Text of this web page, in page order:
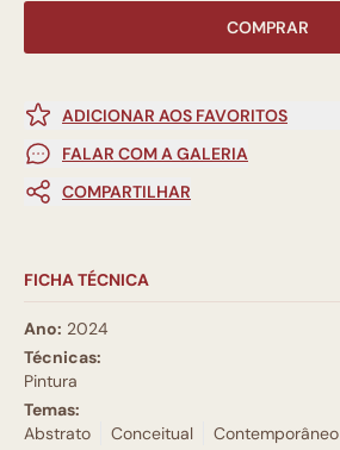
COMPRAR
ADICIONAR AOS FAVORITOS
FALAR COM A GALERIA
COMPARTILHAR
FICHA TÉCNICA
Ano: 2024
Técnicas:
Pintura
Temas:
Abstrato
Conceitual Contemporâneo